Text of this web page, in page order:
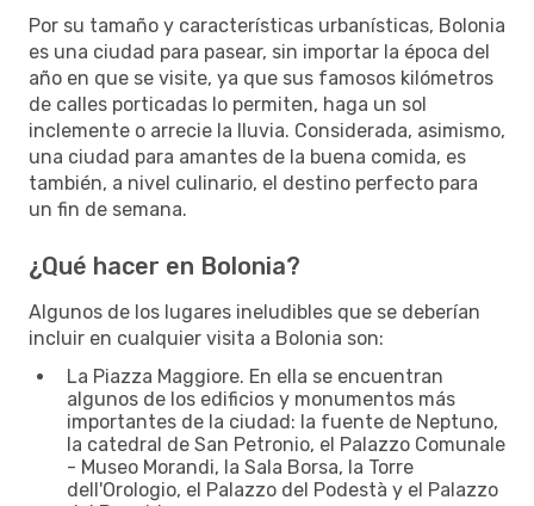
Por su tamaño y características urbanísticas, Bolonia
es una ciudad para pasear, sin importar la época del
año en que se visite, ya que sus famosos kilómetros
de calles porticadas lo permiten, haga un sol
inclemente o arrecie la lluvia. Considerada, asimismo,
una ciudad para amantes de la buena comida, es
también, a nivel culinario, el destino perfecto para
un fin de semana.
¿Qué hacer en Bolonia?
Algunos de los lugares ineludibles que se deberían
incluir en cualquier visita a Bolonia son:
La Piazza Maggiore. En ella se encuentran
algunos de los edificios y monumentos más
importantes de la ciudad: la fuente de Neptuno,
la catedral de San Petronio, el Palazzo Comunale
- Museo Morandi, la Sala Borsa, la Torre
dell'Orologio, el Palazzo del Podestà y el Palazzo